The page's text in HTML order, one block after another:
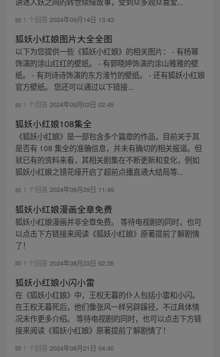
1 个回答 2024年09月14日 13:43
狐妖小红娘图片大全全图
以下为您提供一些《狐妖小红娘》的相关图片： - 有杨幂
饰演的涂山红红的壁纸。 - 有郭晓婷饰演的涂山雅雅的壁
纸。 - 有刘诗诗饰演的东方淮竹的壁纸。 - 还有狐妖小红娘
官方壁纸。 您还可以通过以下链接...
1 个回答 2024年09月03日 02:45
狐妖小红娘108集全
《狐妖小红娘》是一部包含多个篇章的作品，目前关于其
是否有 108 集全的准确信息，并未有确切的相关报道。但
就已有的资料来看，其相关剧集在不断更新和变化，例如
狐妖小红娘之镜花缘开启了超前点播直通大结局等...
1 个回答 2024年08月29日 11:46
狐妖小红娘漫画全章免费
狐妖小红娘漫画并非全章免费。 等待电视剧的同时，也可
以点击下方链接来阅读《狐妖小红娘》原著提前了解剧情
了！
1 个回答 2024年08月23日 02:35
狐妖小红娘小闪小雷
在《狐妖小红娘》中，王权无暮的仆人包括小雷和小闪。
在王权无暮死后，他们像张风一样另辟蹊径，不过具体情
况未作更多介绍。 等待电视剧的同时，也可以点击下方链
接来阅读《狐妖小红娘》原著提前了解剧情了！
1 个回答 2024年08月21日 04:40